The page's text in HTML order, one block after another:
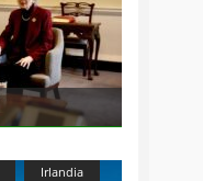
Irlandia